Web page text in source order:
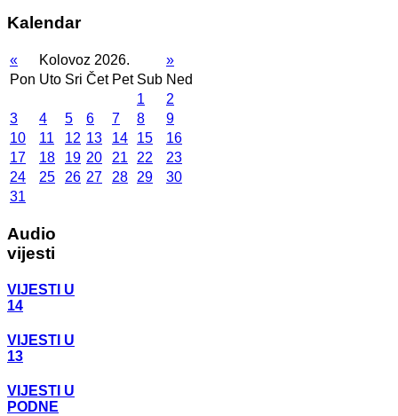
Kalendar
« Kolovoz 2026.
»
Pon Uto Sri Čet Pet Sub Ned
1
2
3
4 5 6 7 8
9
10
11 12 13 14 15
16
17
18 19 20 21 22
23
24
25 26 27 28 29
30
31
Audio
vijesti
VIJESTI U
14
VIJESTI U
13
VIJESTI U
PODNE